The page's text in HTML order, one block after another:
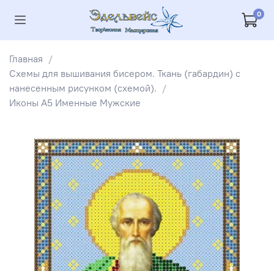
0
Главная
Схемы для вышивания бисером. Ткань (габардин) с
нанесенным рисунком (схемой).
Иконы А5 Именные Мужские